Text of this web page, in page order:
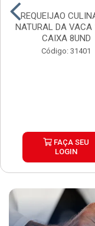
REQUEIJAO
NATURAL DA VACA
CAIXA 8UND
Código: 31401
FAÇA SEU
LOGIN